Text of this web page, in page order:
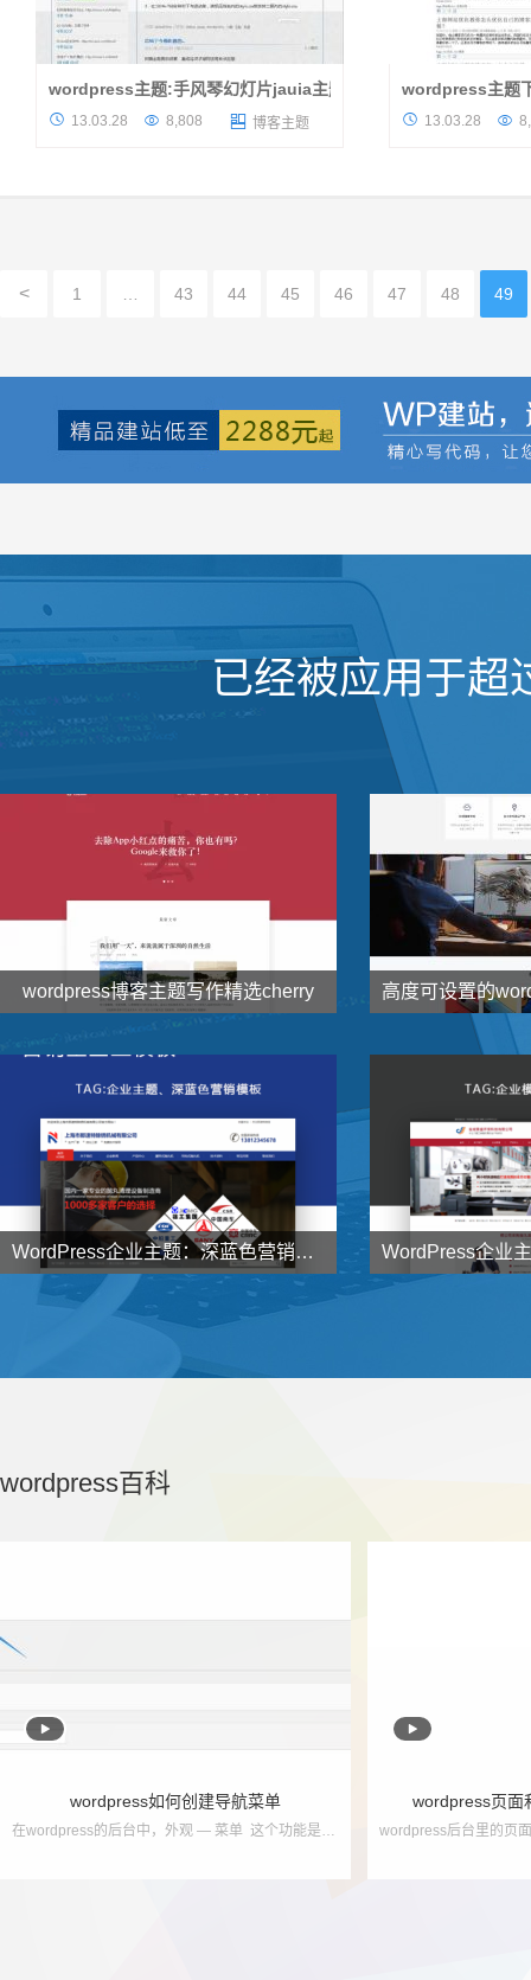
今日推荐的这款wordpress主题是Jauia
wordpress主题:手风琴幻灯片jauia主题
 13.03.28  8,808  博客主题
说到wordpress主
wordpress主题
 13.03.28 
< 1 43 44 45 46 47 48 49
已经被应用于超
wordpress博客主题写作精选cherry
 138 元 了解详情  1000
WordPress企业主题：深蓝色营销型企业主题NstTheme发布
998 了解详情
wordpress百科

wordpress如何创建导航菜单
在wordpress的后台中，外观 — 菜单 这个功能是用来创建导航菜单使用的！ 如果说，你的wordpress后台没有 外观 — 菜单，只能说明，您使用的主题并没有...

wordpress页面